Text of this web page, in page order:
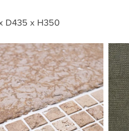
D435 x H350